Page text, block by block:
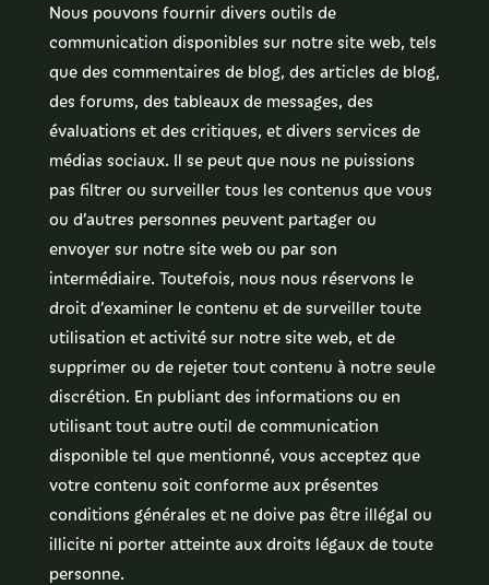
Nous pouvons fournir divers outils de
communication disponibles sur notre site web, tels
que des commentaires de blog, des articles de blog,
des forums, des tableaux de messages, des
évaluations et des critiques, et divers services de
médias sociaux. Il se peut que nous ne puissions
pas filtrer ou surveiller tous les contenus que vous
ou d’autres personnes peuvent partager ou
envoyer sur notre site web ou par son
intermédiaire. Toutefois, nous nous réservons le
droit d’examiner le contenu et de surveiller toute
utilisation et activité sur notre site web, et de
supprimer ou de rejeter tout contenu à notre seule
discrétion. En publiant des informations ou en
utilisant tout autre outil de communication
disponible tel que mentionné, vous acceptez que
votre contenu soit conforme aux présentes
conditions générales et ne doive pas être illégal ou
illicite ni porter atteinte aux droits légaux de toute
personne.